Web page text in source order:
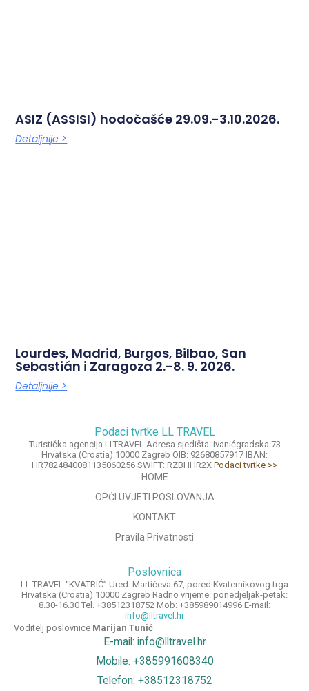
ASIZ (ASSISI) hodočašće 29.09.-3.10.2026.
Detaljnije >
Lourdes, Madrid, Burgos, Bilbao, San
Sebastián i Zaragoza 2.-8. 9. 2026.
Detaljnije >
Podaci tvrtke LL TRAVEL
Turistička agencija LLTRAVEL Adresa sjedišta: Ivanićgradska 73
Hrvatska (Croatia) 10000 Zagreb OIB: 92680857917 IBAN:
HR7824840081135060256 SWIFT: RZBHHR2X Podaci tvrtke >>
HOME
OPĆI UVJETI POSLOVANJA
KONTAKT
Pravila Privatnosti
Poslovnica
LL TRAVEL “KVATRIĆ” Ured: Martićeva 67, pored Kvaternikovog trga
Hrvatska (Croatia) 10000 Zagreb Radno vrijeme: ponedjeljak-petak:
8.30-16.30 Tel. +38512318752 Mob: +385989014996 E-mail:
info@lltravel.hr
Voditelj poslovnice Marijan Tunić
E-mail: info@lltravel.hr
Mobile: +385991608340
Telefon: +38512318752